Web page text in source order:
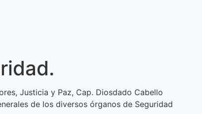
Justicia y Paz, Cap. Diosdado Cabello
de los diversos órganos de Seguridad